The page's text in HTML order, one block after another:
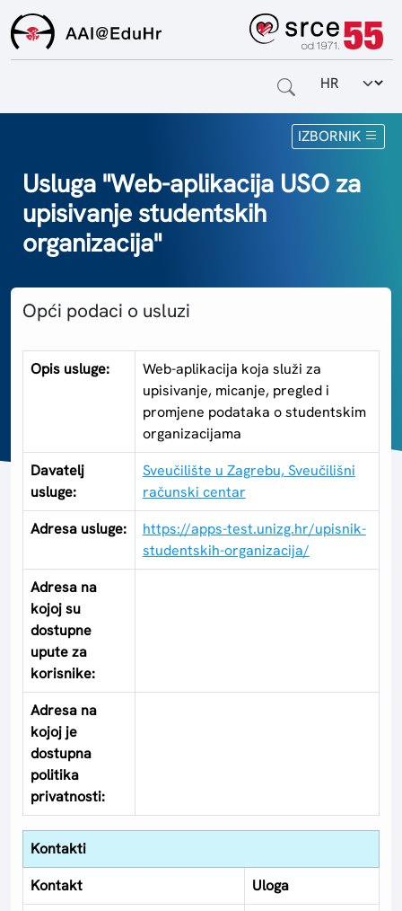
Odabir
IZBORNIK
Za krajnje korisnike
Za davatelje usluga
Za matične ustanove
Usluga "Web-aplikacija USO za
upisivanje studentskih
organizacija"
Opći podaci o usluzi
Opis usluge:
Web-aplikacija koja služi za
upisivanje, micanje, pregled i
promjene podataka o studentskim
organizacijama
Davatelj
usluge:
Sveučilište u Zagrebu, Sveučilišni
računski centar
Adresa usluge:
https://apps-test.unizg.hr/upisnik-
studentskih-organizacija/
Adresa na
kojoj su
dostupne
upute za
korisnike:
Adresa na
kojoj je
dostupna
politika
privatnosti:
Kontakti
Kontakt
Uloga